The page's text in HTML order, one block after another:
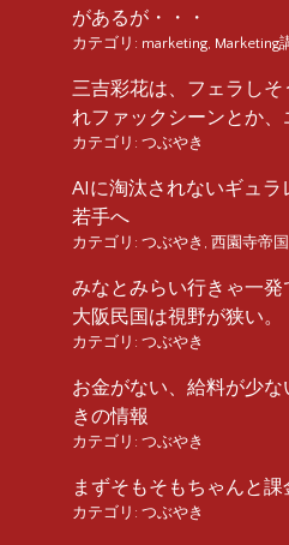
があるが・・・
カテゴリ: marketing, Marketing
三吉彩花は、フェラしそ
れファックシーンとか、
カテゴリ: つぶやき
AIに淘汰されないギュ
若手へ
カテゴリ: つぶやき , 西園寺帝
みなとみらい行きゃ一
大阪民国は視野が狭い。
カテゴリ: つぶやき
お金がない、給料が少
きの情報
カテゴリ: つぶやき
まずそもそもちゃんと課
カテゴリ: つぶやき